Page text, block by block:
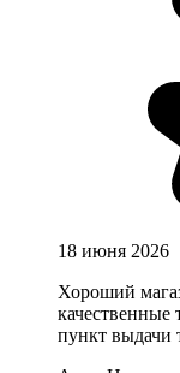
18 июня 2026
Хороший
качественные
пункт выдачи